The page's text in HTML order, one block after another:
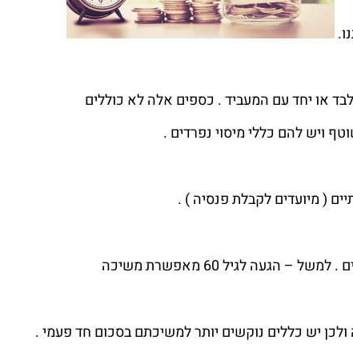
או יחד עם המעביד . כספים אלה לא כוללים
ויש להם כללי מיסוי נפרדים .
( מיועדים לקבלת פנסיה ) .
לגיל 60 מאפשרת משיכה
יש כללים נוקשים יותר למשיכתם בסכום חד פעמי .